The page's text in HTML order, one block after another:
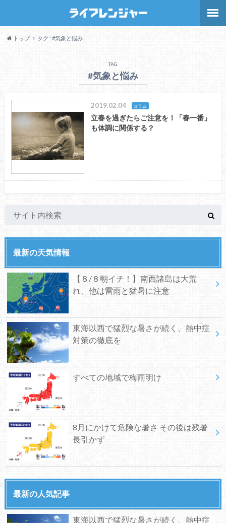
トップ タグ : #気象と悩み
TAG
#気象と悩み
2019.02.04 コラム
立春を過ぎたらご注意を！「春一番」
も体調に関係する？
最新の天気情報
【８/８朝イチ！】南西諸島は大荒
れ、他は雷雨と猛暑に注意
東海以西で猛烈な暑さが続く、熱中症
対策の徹底を
すべての地域で梅雨明け
8月にかけて危険な暑さ その後は残暑
長引かず
最新の人気記事
東海以西で猛烈な暑さが続く、熱中症